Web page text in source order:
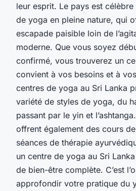
leur esprit. Le pays est
de yoga en pleine nature, qui
escapade paisible loin de
moderne. Que vous soyez
confirmé, vous trouverez un
convient à vos besoins et à
centres de yoga au Sri Lanka
variété de styles de yoga, du
passant par le yin et
offrent également des cours
séances de thérapie
un centre de yoga au Sri
de bien-être complète. C’est
approfondir votre pratique du